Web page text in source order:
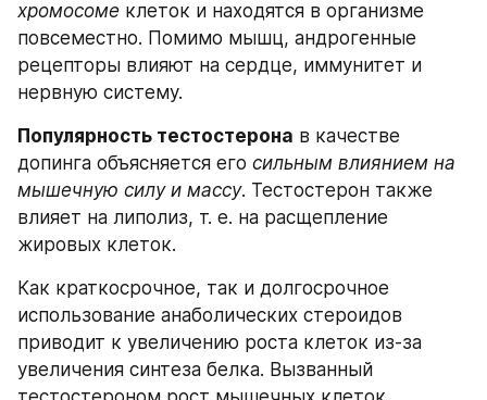
хромосоме клеток и находятся в организме
повсеместно. Помимо мышц, андрогенные
рецепторы влияют на сердце, иммунитет и
нервную систему.
Популярность тестостерона в качестве
допинга объясняется его сильным влиянием на
мышечную силу и массу. Тестостерон также
влияет на липолиз, т. е. на расщепление
жировых клеток.
Как краткосрочное, так и долгосрочное
использование анаболических стероидов
приводит к увеличению роста клеток из-за
увеличения синтеза белка. Вызванный